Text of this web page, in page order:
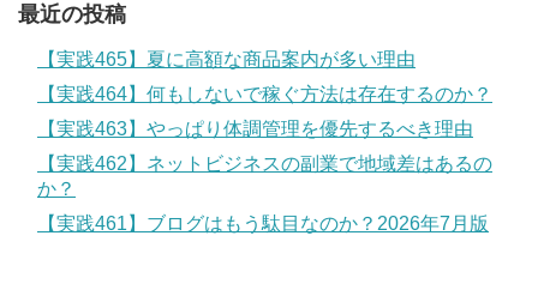
最近の投稿
【実践465】夏に高額な商品案内が多い理由
【実践464】何もしないで稼ぐ方法は存在するのか？
【実践463】やっぱり体調管理を優先するべき理由
【実践462】ネットビジネスの副業で地域差はあるの
か？
【実践461】ブログはもう駄目なのか？2026年7月版